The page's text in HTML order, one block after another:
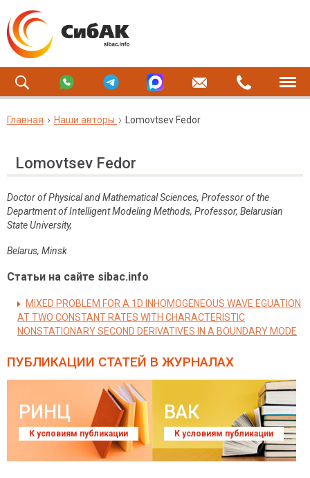
Главная Наши авторы Lomovtsev Fedor
Lomovtsev Fedor
Doctor of Physical and Mathematical Sciences, Professor of the
Department of Intelligent Modeling Methods, Professor, Belarusian
State University,
Belarus, Minsk
Статьи на сайте sibac.info
MIXED PROBLEM FOR A 1D INHOMOGENEOUS WAVE EGUATION
AT TWO CONSTANT RATES WITH CHARACTERISTIC
NONSTATIONARY SECOND DERIVATIVES IN A BOUNDARY MODE
ПУБЛИКАЦИИ СТАТЕЙ В ЖУРНАЛАХ
РИНЦ
К условиям публикации
ВАК
К условиям публикации